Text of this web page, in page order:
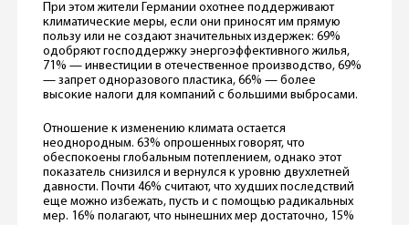
При этом жители Германии охотнее поддерживают
климатические меры, если они приносят им прямую
пользу или не создают значительных издержек: 69%
одобряют господдержку энергоэффективного жилья,
71% — инвестиции в отечественное производство, 69%
— запрет одноразового пластика, 66% — более
высокие налоги для компаний с большими выбросами.
Отношение к изменению климата остается
неоднородным. 63% опрошенных говорят, что
обеспокоены глобальным потеплением, однако этот
показатель снизился и вернулся к уровню двухлетней
давности. Почти 46% считают, что худших последствий
еще можно избежать, пусть и с помощью радикальных
мер. 16% полагают, что нынешних мер достаточно, 15%